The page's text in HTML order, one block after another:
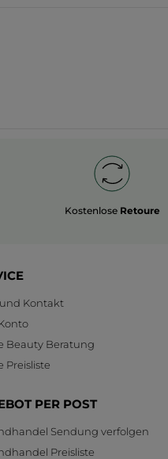
Kostenlose Retoure
und Kontakt
Beauty Beratung
Preisliste
PER POST
Sendung verfolgen
Preisliste